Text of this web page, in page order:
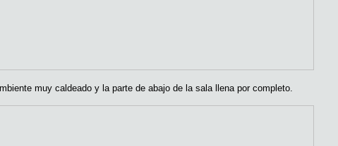
muy caldeado y la parte de abajo de la sala llena por completo.